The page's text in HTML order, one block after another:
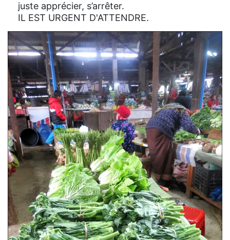
juste apprécier, s’arrêter.
IL EST URGENT D'ATTENDRE.